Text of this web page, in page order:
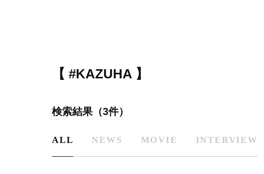
【 #KAZUHA 】
検索結果（3件）
ALL NEWS MOVIE INTERVIEW